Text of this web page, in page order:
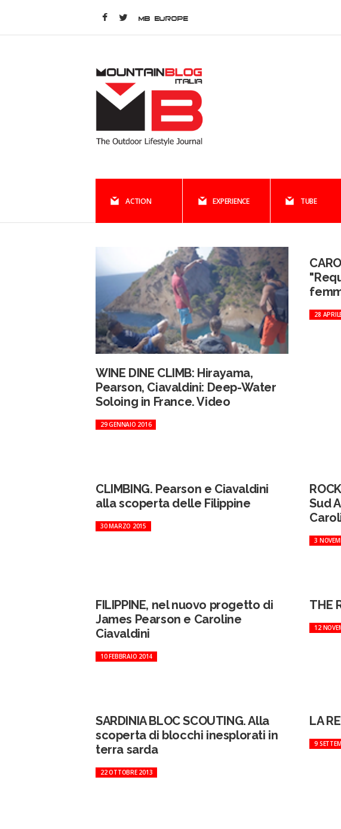
MB EUROPE
ACTION EXPERIENCE TUBE
WINE DINE CLIMB: Hirayama,
Pearson, Ciavaldini: Deep-Water
Soloing in France. Video
29 GENNAIO 2016
28
CLIMBING. Pearson e Ciavaldini
alla scoperta delle Filippine
30 MARZO 2015
Sud
3
FILIPPINE, nel nuovo progetto di
James Pearson e Caroline
Ciavaldini
10 FEBBRAIO 2014
THE
12
SARDINIA BLOC SCOUTING. Alla
scoperta di blocchi inesplorati in
terra sarda
22 OTTOBRE 2013
LA
9